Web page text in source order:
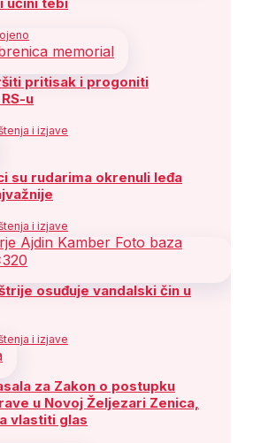
pritisak i progoniti
u
i izjave
su rudarima okrenuli leđa
i izjave
osuđuje vandalski čin u
i izjave
za Zakon o postupku
u Novoj Željezari Zenica,
vlastiti glas